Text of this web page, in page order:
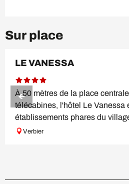
Sur place
LE VANESSA
À 50 mètres de la place
télécabines, l'hôtel Le Vanessa
établissements phares du
Verbier